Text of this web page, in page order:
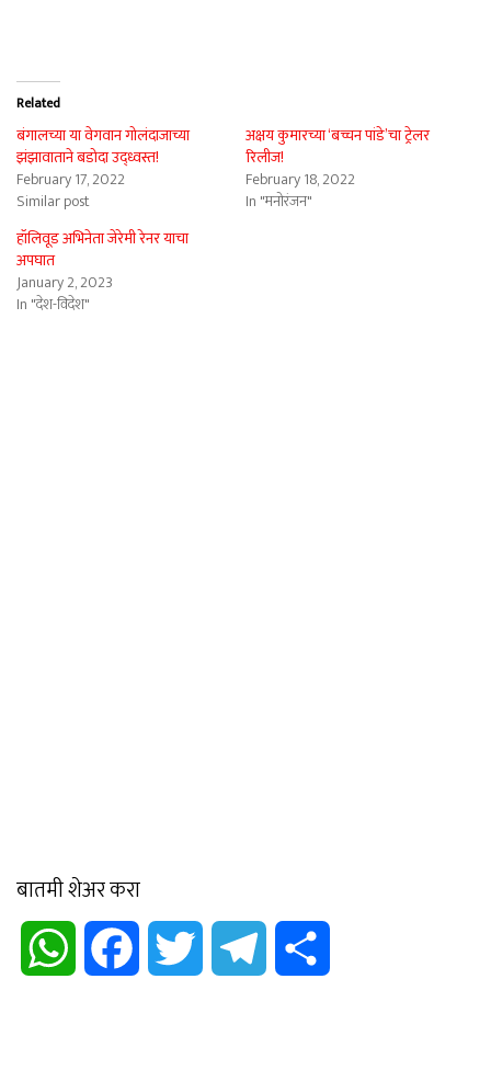
Related
बंगालच्या या वेगवान गोलंदाजाच्या
झंझावाताने बडोदा उद्ध्वस्त!
February 17, 2022
Similar post
अक्षय कुमारच्या ‘बच्चन पांडे’चा ट्रेलर
रिलीज!
February 18, 2022
In "मनोरंजन"
हॉलिवूड अभिनेता जेरेमी रेनर याचा
अपघात
January 2, 2023
In "देश-विदेश"
बातमी शेअर करा
WhatsApp Facebook Twitter Telegram